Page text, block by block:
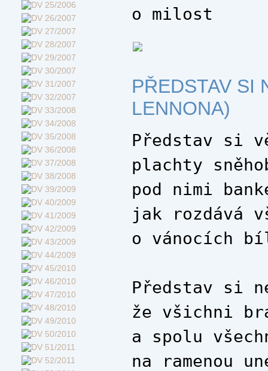
o milost
PŘEDSTAV SI
LENNONA)
Představ si
plachty
pod nimi
jak rozdává
o vánocích
Představ si
že všichni
a spolu
na ramenou